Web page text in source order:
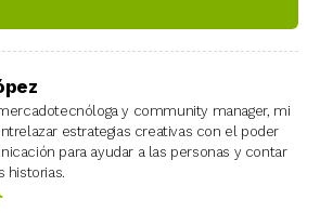
y community manager, mi
estrategias creativas con el poder
para ayudar a las personas y contar
historias.